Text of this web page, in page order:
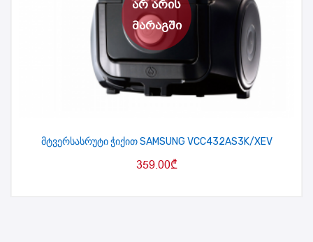
მტვერსასრუტი ჭიქით SAMSUNG VCC432AS3K/XEV
359.00₾